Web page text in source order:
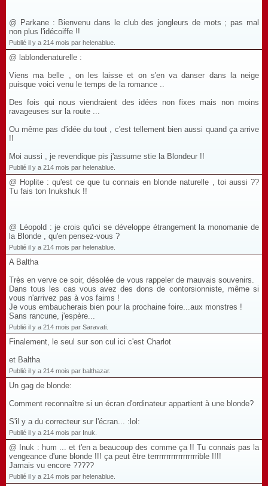
@ Parkane : Bienvenu dans le club des jongleurs de mots ; pas mal
non plus l'idécoiffe !!
Publié il y a 214 mois par helenablue.
@ lablondenaturelle :
Viens ma belle , on les laisse et on s'en va danser dans la neige
puisque voici venu le temps de la romance ..
Des fois qui nous viendraient des idées non fixes mais non moins
ravageuses sur la route ...
Ou même pas d'idée du tout , c'est tellement bien aussi quand ça arrive
!!
Moi aussi , je revendique pis j'assume stie la Blondeur !!
Publié il y a 214 mois par helenablue.
@ Hoplite : qu'est ce que tu connais en blonde naturelle , toi aussi ??
Tu fais ton Inukshuk !!
@ Léopold : je crois qu'ici se développe étrangement la monomanie de
la Blonde , qu'en pensez-vous ?
Publié il y a 214 mois par helenablue.
A Baltha
Très en verve ce soir, désolée de vous rappeler de mauvais souvenirs.
Dans tous les cas vous avez des dons de contorsionniste, même si
vous n'arrivez pas à vos faims !
Je vous embaucherais bien pour la prochaine foire...aux monstres !
Sans rancune, j'espère...
Publié il y a 214 mois par Saravati.
Finalement, le seul sur son cul ici c'est Charlot
et Baltha
Publié il y a 214 mois par balthazar.
Un gag de blonde:
Comment reconnaître si un écran d'ordinateur appartient à une blonde?
S'il y a du correcteur sur l'écran... :lol:
Publié il y a 214 mois par Inuk.
@ Inuk : hum ... et t'en a beaucoup des comme ça !! Tu connais pas la
vengeance d'une blonde !!! ça peut être terrrrrrrrrrrrrrrrrrible !!!!
Jamais vu encore ?????
Publié il y a 214 mois par helenablue.